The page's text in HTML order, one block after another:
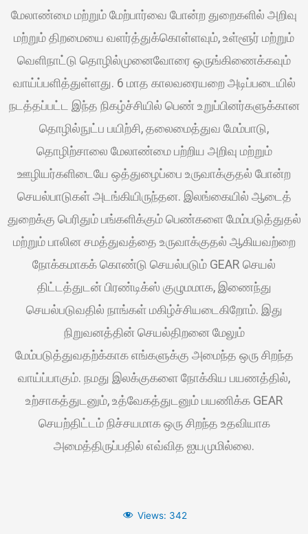
மேலாண்மை மற்றும் மேற்பார்வை போன்ற துறைகளில் அறிவு
மற்றும் திறமையை வளர்த்துக்கொள்ளவும், உள்ளூர் மற்றும்
வெளிநாட்டு தொழில்முனைவோரை ஒருங்கிணைக்கவும்
வாய்ப்பளித்துள்ளது. 6 மாத காலவரையறை அடிப்படையில்
நடத்தப்பட்ட இந்த நிகழ்ச்சியில் பெண் உறுப்பினர்களுக்கான
தொழில்நுட்ப பயிற்சி, தலைமைத்துவ மேம்பாடு,
தொழிற்சாலை மேலாண்மை பற்றிய அறிவு மற்றும்
ஊழியர்களிடையே ஒத்துழைப்பை உருவாக்குதல் போன்ற
செயல்பாடுகள் அடங்கியிருந்தன. இலங்கையில் ஆடைத்
துறைக்கு பெரிதும் பங்களிக்கும் பெண்களை மேம்படுத்துதல்
மற்றும் பாலின சமத்துவத்தை உருவாக்குதல் ஆகியவற்றை
நோக்கமாகக் கொண்டு செயல்படும் GEAR செயல்
திட்டத்துடன் பிரண்டிக்ஸ் குழுமமாக, இணைந்து
செயல்படுவதில் நாங்கள் மகிழ்ச்சியடைகிறோம். இது
நிறுவனத்தின் செயல்திறனை மேலும்
மேம்படுத்துவதற்க்காக எங்களுக்கு அமைந்த ஒரு சிறந்த
வாய்ப்பாகும். நமது இலக்குகளை நோக்கிய பயணத்தில்,
உற்சாகத்துடனும், உத்வேகத்துடனும் பயணிக்க GEAR
செயற்திட்டம் நிச்சயமாக ஒரு சிறந்த உதவியாக
அமைத்திருப்பதில் எவ்வித ஐயமுமில்லை.
Views: 342